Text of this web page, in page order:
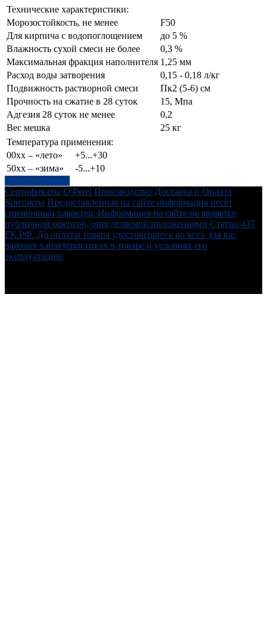
Технические характеристики:
Морозостойкость, не менее
F50
Для кирпича с водопоглощением
до 5 %
Влажность сухой смеси не более
0,3 %
Максимальная фракция наполнителя 1,25 мм
Расход воды затворения
0,15 - 0,18 л/кг
Подвижность растворной смеси
Пк2 (5-6) см
Прочность на сжатие в 28 суток
15, Мпа
Адгезия 28 суток не менее
0,2
Вес мешка
25 кг
Температура применения:
00xx – «лето»
+5...+30
50xx – «зима»
-5...+10
Сертификаты О Perel Производство Доставка и Оплата
Контакты Предоставленная на сайте информация несёт
справочный характер. Информация на сайте не является
публичной офертой, определяемой положениями Статьи 437
ГК РФ. До оплаты товара удостоверьтесь во всех для вас
важных характеристиках в товаре и условиях его
эксплуатации.